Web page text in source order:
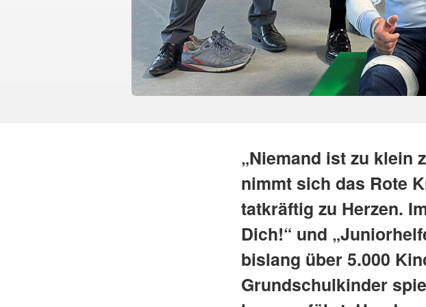
„Niemand ist zu klein
nimmt sich das Rote
tatkräftig zu Herzen.
Dich!“ und
bislang über 5.000
Grundschulkinder